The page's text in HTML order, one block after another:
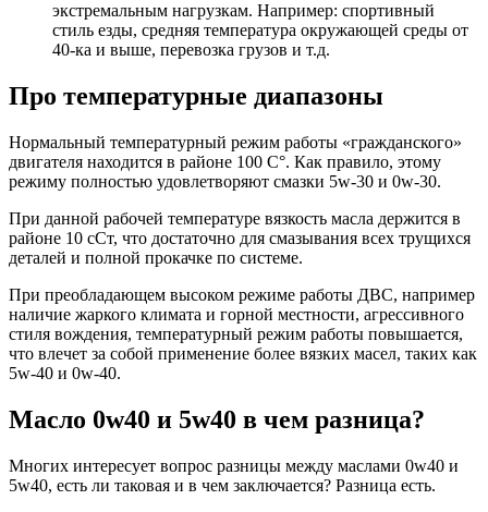
экстремальным нагрузкам. Например: спортивный
стиль езды, средняя температура окружающей среды от
40-ка и выше, перевозка грузов и т.д.
Про температурные диапазоны
Нормальный температурный режим работы «гражданского»
двигателя находится в районе 100 С°. Как правило, этому
режиму полностью удовлетворяют смазки 5w-30 и 0w-30.
При данной рабочей температуре вязкость масла держится в
районе 10 сСт, что достаточно для смазывания всех трущихся
деталей и полной прокачке по системе.
При преобладающем высоком режиме работы ДВС, например
наличие жаркого климата и горной местности, агрессивного
стиля вождения, температурный режим работы повышается,
что влечет за собой применение более вязких масел, таких как
5w-40 и 0w-40.
Масло 0w40 и 5w40 в чем разница?
Многих интересует вопрос разницы между маслами 0w40 и
5w40, есть ли таковая и в чем заключается? Разница есть.